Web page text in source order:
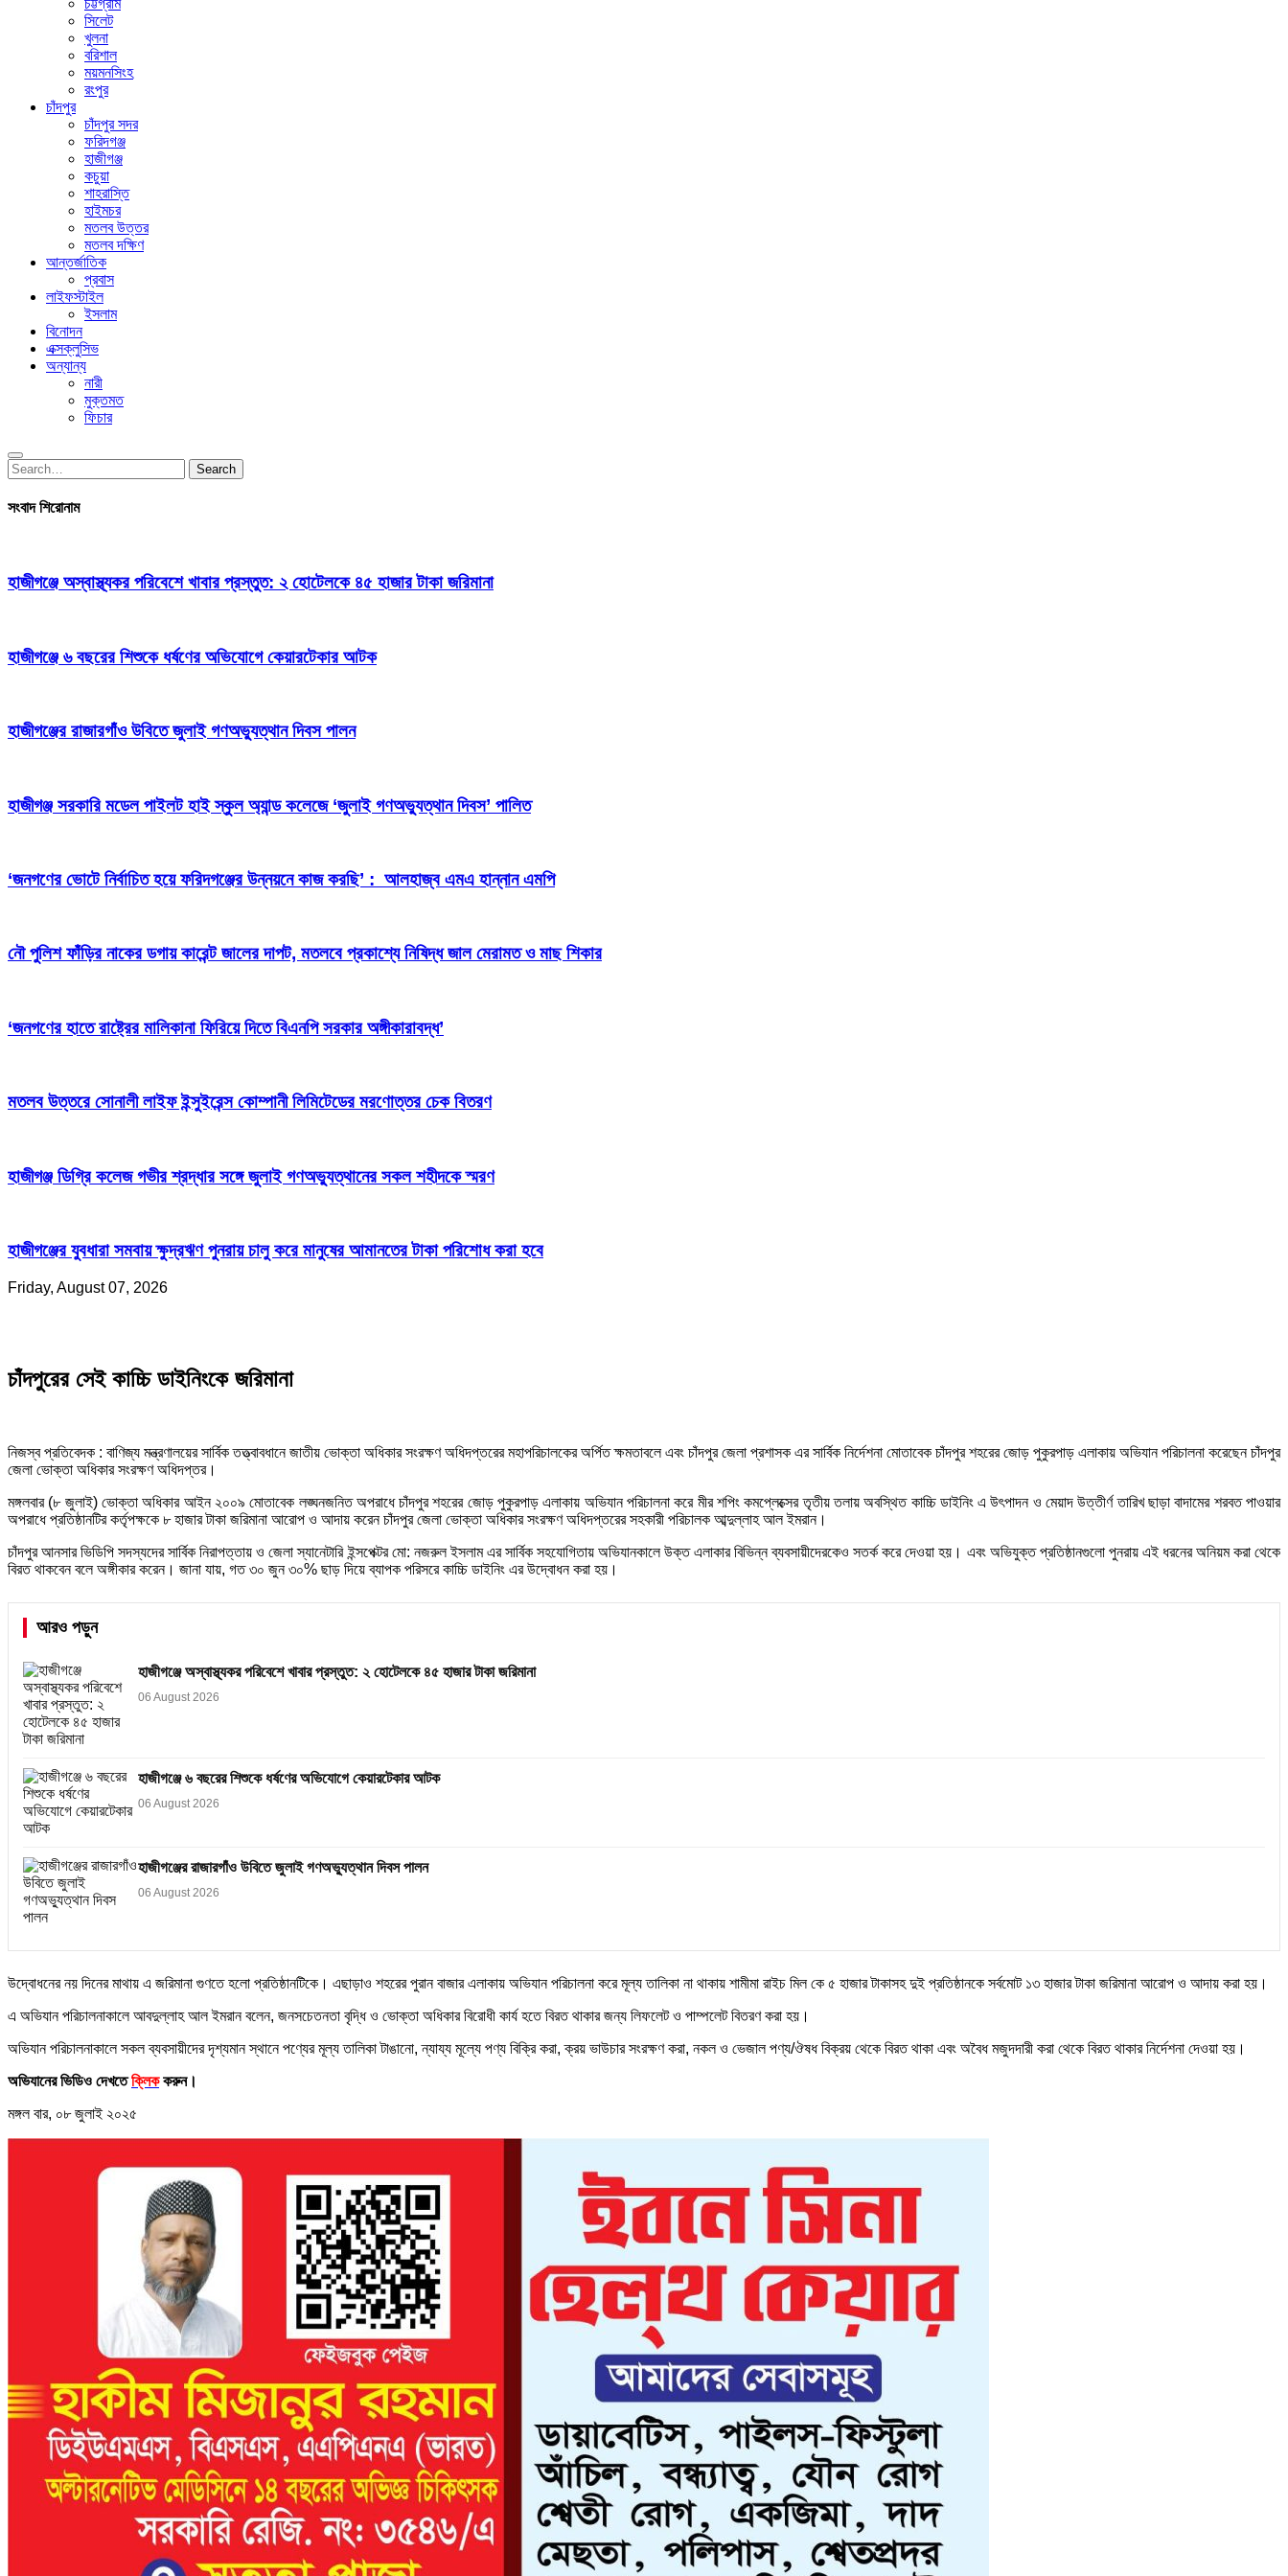
চট্টগ্রাম
সিলেট
খুলনা
বরিশাল
ময়মনসিংহ
রংপুর
চাঁদপুর
চাঁদপুর সদর
ফরিদগঞ্জ
হাজীগঞ্জ
কচুয়া
শাহরাস্তি
হাইমচর
মতলব উত্তর
মতলব দক্ষিণ
আন্তর্জাতিক
প্রবাস
লাইফস্টাইল
ইসলাম
বিনোদন
এক্সক্লুসিভ
অন্যান্য
নারী
মুক্তমত
ফিচার
Search
for:
Search
সংবাদ শিরোনাম
হাজীগঞ্জে অস্বাস্থ্যকর পরিবেশে খাবার প্রস্তুত: ২ হোটেলকে ৪৫ হাজার টাকা জরিমানা
হাজীগঞ্জে ৬ বছরের শিশুকে ধর্ষণের অভিযোগে কেয়ারটেকার আটক
হাজীগঞ্জের রাজারগাঁও উবিতে জুলাই গণঅভ্যুত্থান দিবস পালন
হাজীগঞ্জ সরকারি মডেল পাইলট হাই স্কুল অ্যান্ড কলেজে ‘জুলাই গণঅভ্যুত্থান দিবস’ পালিত
‘জনগণের ভোটে নির্বাচিত হয়ে ফরিদগঞ্জের উন্নয়নে কাজ করছি’ : আলহাজ্ব এমএ হান্নান এমপি
নৌ পুলিশ ফাঁড়ির নাকের ডগায় কারেন্ট জালের দাপট, মতলবে প্রকাশ্যে নিষিদ্ধ জাল মেরামত ও মাছ শিকার
‘জনগণের হাতে রাষ্ট্রের মালিকানা ফিরিয়ে দিতে বিএনপি সরকার অঙ্গীকারাবদ্ধ’
মতলব উত্তরে সোনালী লাইফ ইন্সুইরেন্স কোম্পানী লিমিটেডের মরণোত্তর চেক বিতরণ
হাজীগঞ্জ ডিগ্রি কলেজ গভীর শ্রদ্ধার সঙ্গে জুলাই গণঅভ্যুত্থানের সকল শহীদকে স্মরণ
হাজীগঞ্জের যুবধারা সমবায় ক্ষুদ্রঋণ পুনরায় চালু করে মানুষের আমানতের টাকা পরিশোধ করা হবে
Friday, August 07, 2026
চাঁদপুরের সেই কাচ্চি ডাইনিংকে জরিমানা
নিজস্ব প্রতিবেদক : বাণিজ্য মন্ত্রণালয়ের সার্বিক তত্ত্বাবধানে জাতীয় ভোক্তা অধিকার সংরক্ষণ অধিদপ্তরের মহাপরিচালকের অর্পিত ক্ষমতাবলে এবং চাঁদপুর জেলা প্রশাসক এর সার্বিক নির্দেশনা মোতাবেক চাঁদপুর শহরের জোড় পুকুরপাড় এলাকায় অভিযান পরিচালনা করেছেন চাঁদপুর
জেলা ভোক্তা অধিকার সংরক্ষণ অধিদপ্তর।
মঙ্গলবার (৮ জুলাই) ভোক্তা অধিকার আইন ২০০৯ মোতাবেক লঙ্ঘনজনিত অপরাধে চাঁদপুর শহরের জোড় পুকুরপাড় এলাকায় অভিযান পরিচালনা করে মীর শপিং কমপ্লেক্সের তৃতীয় তলায় অবস্থিত কাচ্চি ডাইনিং এ উৎপাদন ও মেয়াদ উত্তীর্ণ তারিখ ছাড়া বাদামের শরবত পাওয়ার
অপরাধে প্রতিষ্ঠানটির কর্তৃপক্ষকে ৮ হাজার টাকা জরিমানা আরোপ ও আদায় করেন চাঁদপুর জেলা ভোক্তা অধিকার সংরক্ষণ অধিদপ্তরের সহকারী পরিচালক আব্দুল্লাহ আল ইমরান।
চাঁদপুর আনসার ভিডিপি সদস্যদের সার্বিক নিরাপত্তায় ও জেলা স্যানেটারি ইন্সপেক্টর মো: নজরুল ইসলাম এর সার্বিক সহযোগিতায় অভিযানকালে উক্ত এলাকার বিভিন্ন ব্যবসায়ীদেরকেও সতর্ক করে দেওয়া হয়। এবং অভিযুক্ত প্রতিষ্ঠানগুলো পুনরায় এই ধরনের অনিয়ম করা থেকে
বিরত থাকবেন বলে অঙ্গীকার করেন। জানা যায়, গত ৩০ জুন ৩০% ছাড় দিয়ে ব্যাপক পরিসরে কাচ্চি ডাইনিং এর উদ্বোধন করা হয়।
আরও পড়ুন
হাজীগঞ্জে অস্বাস্থ্যকর পরিবেশে খাবার প্রস্তুত: ২ হোটেলকে ৪৫ হাজার টাকা জরিমানা
06 August 2026
হাজীগঞ্জে ৬ বছরের শিশুকে ধর্ষণের অভিযোগে কেয়ারটেকার আটক
06 August 2026
হাজীগঞ্জের রাজারগাঁও উবিতে জুলাই গণঅভ্যুত্থান দিবস পালন
06 August 2026
উদ্বোধনের নয় দিনের মাথায় এ জরিমানা গুণতে হলো প্রতিষ্ঠানটিকে। এছাড়াও শহরের পুরান বাজার এলাকায় অভিযান পরিচালনা করে মূল্য তালিকা না থাকায় শামীমা রাইচ মিল কে ৫ হাজার টাকাসহ দুই প্রতিষ্ঠানকে সর্বমোট ১৩ হাজার টাকা জরিমানা আরোপ ও আদায় করা হয়।
এ অভিযান পরিচালনাকালে আবদুল্লাহ আল ইমরান বলেন, জনসচেতনতা বৃদ্ধি ও ভোক্তা অধিকার বিরোধী কার্য হতে বিরত থাকার জন্য লিফলেট ও পাম্পলেট বিতরণ করা হয়।
অভিযান পরিচালনাকালে সকল ব্যবসায়ীদের দৃশ্যমান স্থানে পণ্যের মূল্য তালিকা টাঙানো, ন্যায্য মূল্যে পণ্য বিক্রি করা, ক্রয় ভাউচার সংরক্ষণ করা, নকল ও ভেজাল পণ্য/ঔষধ বিক্রয় থেকে বিরত থাকা এবং অবৈধ মজুদদারী করা থেকে বিরত থাকার নির্দেশনা দেওয়া হয়।
অভিযানের ভিডিও দেখতেক্লিককরুন।
মঙ্গল বার, ০৮ জুলাই ২০২৫